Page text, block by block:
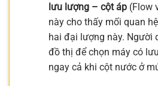
lưu lượng – cột áp(Flow
này cho thấy mối quan
hai đại lượng này. Người
đồ thị để chọn máy có
ngay cả khi cột nước ở